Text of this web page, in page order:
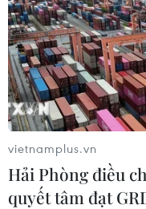
TIN LIÊN QUAN
vietnamplus.vn
Hải Phòng điều
quyết tâm đạt